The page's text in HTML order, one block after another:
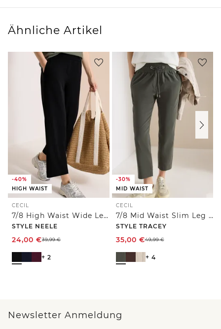
Ähnliche Artikel
-40%
HIGH WAIST
CECIL
7/8 High Waist Wide Leg Jerseyhose im Loose Fit
STYLE NEELE
24,00 €39,99€
+ 2
-30%
MID WAIST
CECIL
7/8 Mid Waist Slim Leg Hose im Casual Fit
STYLE TRACEY
35,00 €49,99€
+ 4
Newsletter Anmeldung